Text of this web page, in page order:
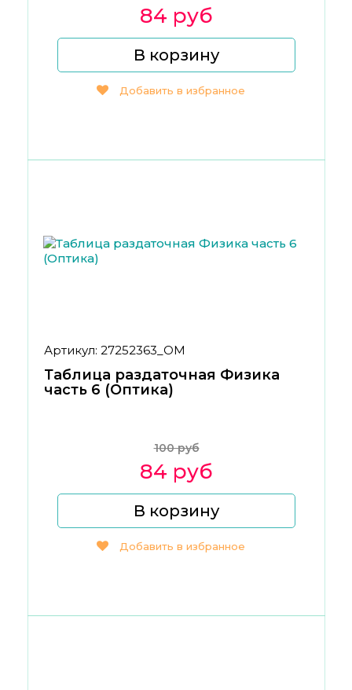
84 руб
В корзину
Добавить в избранное
Артикул: 27252363_ОМ
Таблица раздаточная Физика
часть 6 (Оптика)
100 руб
84 руб
В корзину
Добавить в избранное